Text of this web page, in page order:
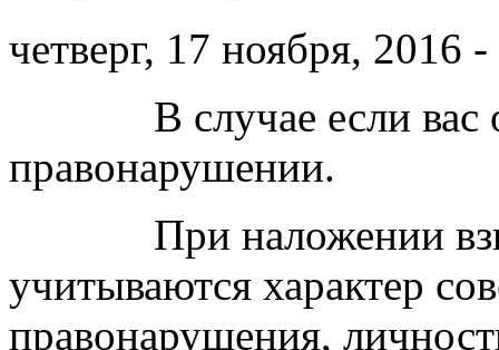
четверг, 17 ноября, 2016
В случае если вас
правонарушении.
При наложении
учитываются характер
правонарушения,